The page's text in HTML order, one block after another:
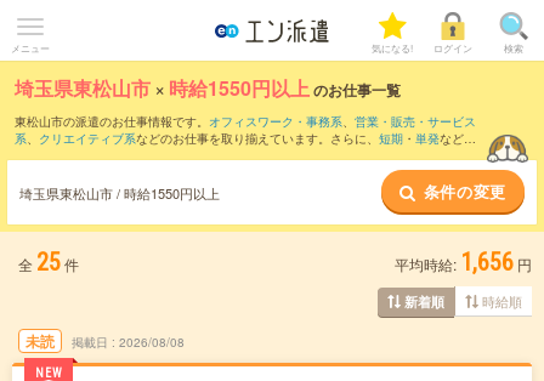
メニュー 気になる! ログイン 検索
埼玉県東松山市 × 時給1550円以上のお仕事一覧
東松山市の派遣のお仕事情報です。 オフィスワーク・事務系、 営業・販売・サービス
系、 クリエイティブ系などのお仕事を取り揃えています。さらに、 短期 ・ 単発などの
埼玉県東松山市 / 時給1550円以上 条件の変更
全 25件 平均時給: 1,656 円
新着順 時給順
未読
NEW
掲載日 2026/08/08